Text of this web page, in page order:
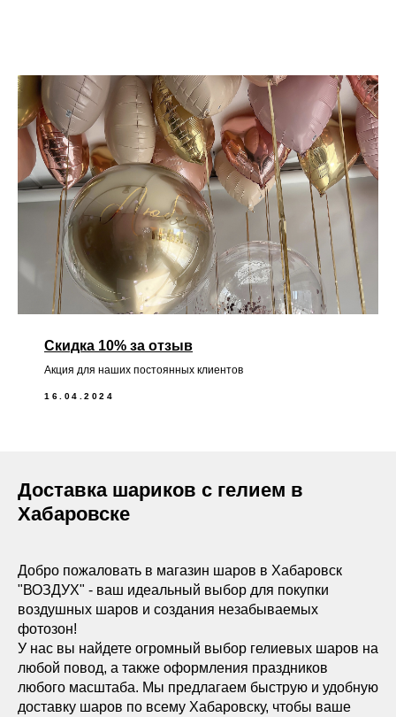
Скидка 10% за отзыв
Акция для наших постоянных клиентов
16.04.2024
Доставка шариков с гелием в
Хабаровске
Добро пожаловать в магазин шаров в Хабаровск
"ВОЗДУХ" - ваш идеальный выбор для покупки
воздушных шаров и создания незабываемых
фотозон!
У нас вы найдете огромный выбор гелиевых шаров на
любой повод, а также оформления праздников
любого масштаба. Мы предлагаем быструю и удобную
доставку шаров по всему Хабаровску, чтобы ваше